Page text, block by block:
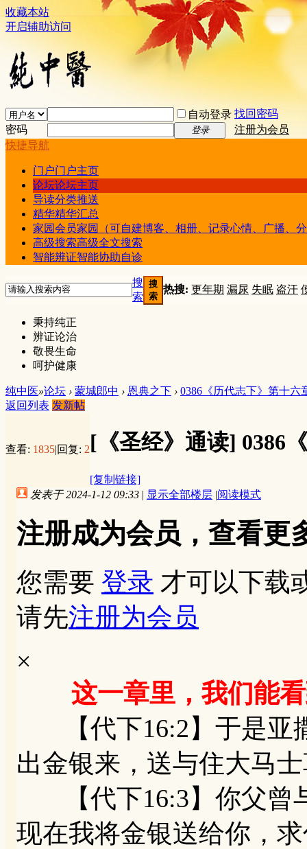
收藏本站
开启辅助访问
自动登录 找回密码
密码
登录
注册为会员
快捷导航
门户门户主页
论坛论坛主页
导读分类推送
精华精华汇总
家园会员家园（可自建博客、相册、记录心情、广播、
高级搜索高级全文搜索
智能辨证智能协助自诊
搜
索
搜
索
热搜: 更年期 漏尿 失眠 盗汗
秉持纯正
辨证论治
敬畏生命
呵护健康
纯中医»论坛 › 蒙城郎中 › 恩典之下 › 0386《历代志下》第十六
返回列表 发新帖
查看: 1835|回复: 2[《圣经》通读] 0386
[复制链接]
发表于 2024-1-12 09:33 | 显示全部楼层 |阅读模式
注册成为会员，查看更
您需要 登录 才可以下载
请先注册为会员
×
这一章里，我们能
【代下16:2】于是亚
出金银来，送与住大马
【代下16:3】你父曾
现在我将金银送给你，